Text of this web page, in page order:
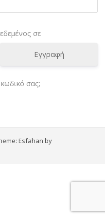
σε
Εγγραφή
σας;
Esfahan by